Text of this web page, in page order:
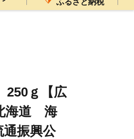
ふるさと納税
250ｇ【広
海道 海
振興公